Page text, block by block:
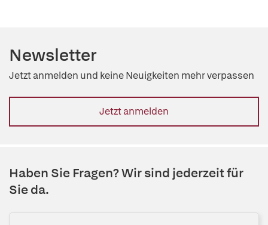
Newsletter
Jetzt anmelden und keine Neuigkeiten mehr verpassen
Jetzt anmelden
Haben Sie Fragen? Wir sind jederzeit für
Sie da.